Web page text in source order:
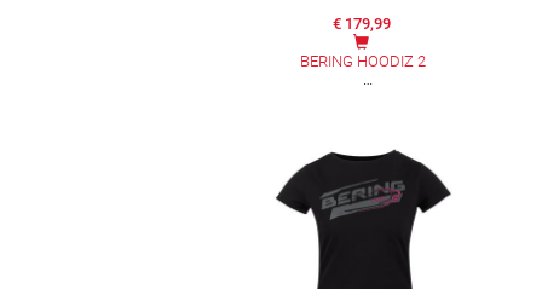
€ 179,99
BERING HOODIZ 2